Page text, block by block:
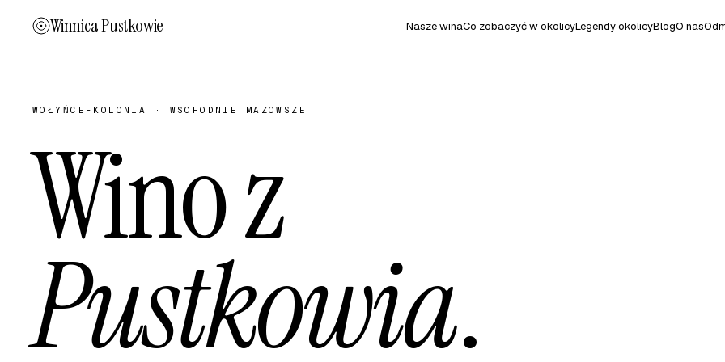
Winnica Pustkowie Nasze winaCo zobaczyć w okolicyLegendy okolicyBlogO nas
WOŁYŃCE-KOLONIA · WSCHODNIE MAZOWSZE
Wino z
Pustkowia.